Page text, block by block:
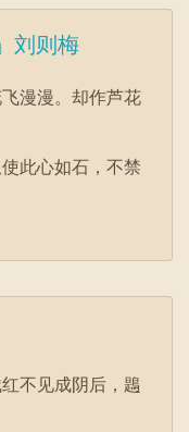
刘则梅
漫漫。却作芦花
此心如石，不禁
不见成阴后，鶗